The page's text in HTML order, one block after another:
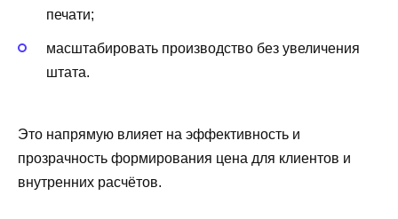
печати;
масштабировать производство без увеличения
штата.
Это напрямую влияет на эффективность и
прозрачность формирования цена для клиентов и
внутренних расчётов.